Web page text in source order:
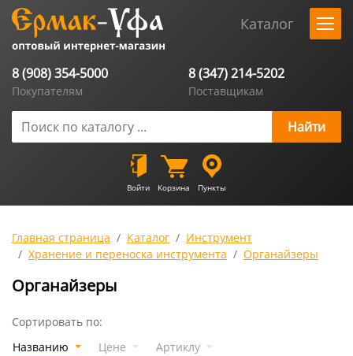
Каталог
8 (908) 354-5000
Покупателям
8 (347) 214-5202
Поставщикам
Войти Корзина Пункты
Главная страница Каталог
Инструмент
Хранение и переноска инструмента
Органайзеры
Органайзеры
Сортировать по:
Названию
Цене Артиклу